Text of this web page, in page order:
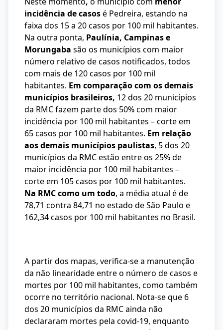
incidência de casosé Pedreira, estando na
faixa dos 15 a 20 casos por 100 mil habitantes.
Na outra ponta, Paulínia, Campinas e
Morungaba são os municípios com maior
número relativo de casos notificados, todos
com mais de 120 casos por 100 mil
habitantes. Em comparação com os demais
municípios brasileiros, 12 dos 20 municípios
da RMC fazem parte dos 50% com maior
incidência por 100 mil habitantes – corte em
65 casos por 100 mil habitantes. Em relação
aos demais municípios paulistas, 5 dos 20
municípios da RMC estão entre os 25% de
maior incidência por 100 mil habitantes –
corte em 105 casos por 100 mil habitantes.
Na RMC como um todo, a média atual é de
78,71 contra 84,71 no estado de São Paulo e
162,34 casos por 100 mil habitantes no Brasil.
A partir dos mapas, verifica-se a manutenção
da não linearidade entre o número de casos e
mortes por 100 mil habitantes, como também
ocorre no território nacional. Nota-se que 6
dos 20 municípios da RMC ainda não
declararam mortes pela covid-19, enquanto